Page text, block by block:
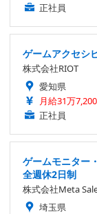
正社員
ゲームアクセシ
株式会社RIOT
愛知県
月給31万
正社員
ゲームモニター
全週休2日制
株式会社Meta
埼玉県